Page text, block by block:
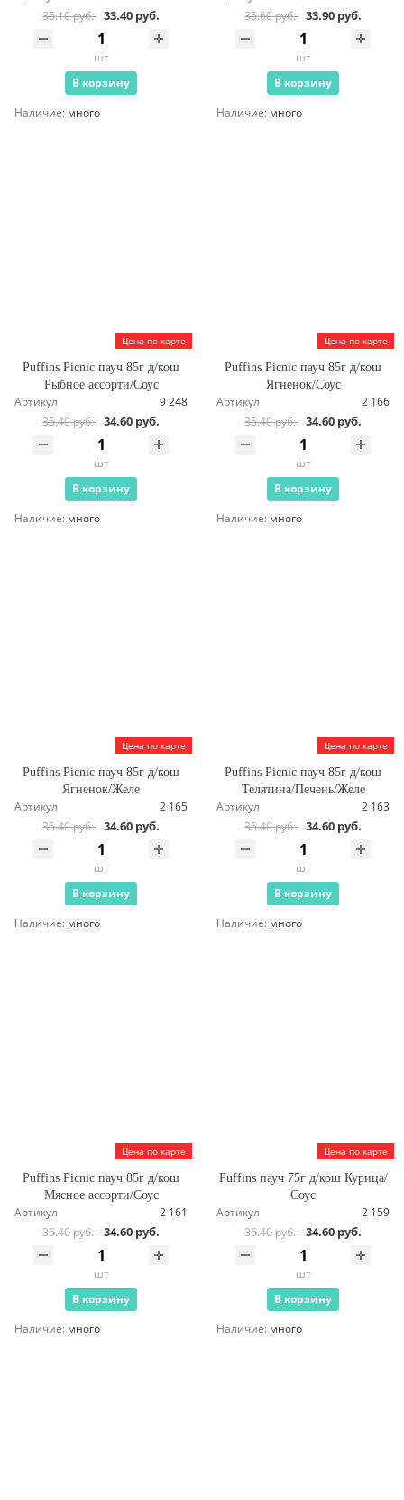
35.10 руб. 33.40 руб.
шт
В корзину
Наличие: много
35.60 руб. 33.90 руб.
шт
В корзину
Наличие: много
Цена по карте
Puffins Picnic пауч 85г д/кош
Рыбное ассорти/Соус
Артикул
9 248
36.40 руб. 34.60 руб.
шт
В корзину
Наличие: много
Цена по карте
Puffins Picnic пауч 85г д/кош
Ягненок/Соус
Артикул
2 166
36.40 руб. 34.60 руб.
шт
В корзину
Наличие: много
Цена по карте
Puffins Picnic пауч 85г д/кош
Ягненок/Желе
Артикул
2 165
36.40 руб. 34.60 руб.
шт
В корзину
Наличие: много
Цена по карте
Puffins Picnic пауч 85г д/кош
Телятина/Печень/Желе
Артикул
2 163
36.40 руб. 34.60 руб.
шт
В корзину
Наличие: много
Цена по карте
Puffins Picnic пауч 85г д/кош
Мясное ассорти/Соус
Артикул
2 161
36.40 руб. 34.60 руб.
шт
В корзину
Наличие: много
Цена по карте
Puffins пауч 75г д/кош Курица/
Соус
Артикул
2 159
36.40 руб. 34.60 руб.
шт
В корзину
Наличие: много